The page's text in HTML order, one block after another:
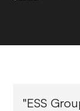
"ESS